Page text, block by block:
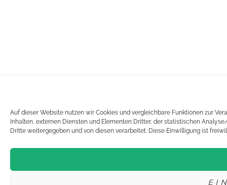
Auf dieser Website nutzen wir Cookies und vergleichbare Funktionen zur
Inhalten, externen Diensten und Elementen Dritter, der statistischen
Dritte weitergegeben und von diesen verarbeitet. Diese Einwilligung ist